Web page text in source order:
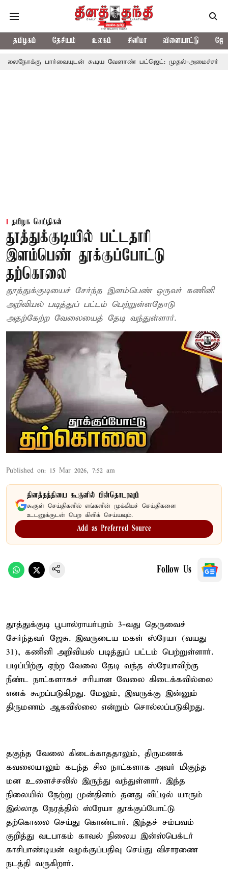
தமிழகம் தேசியம் உலகம் சினிமா விளையாட்டு
கூடிய வேளாண் பட்ஜெட்: முதல்-அமைச்சர் விஜய்
தமிழக செய்திகள்
தூத்துக்குடியில் பட்டதாரி
இளம்பெண் தூக்குப்போட்டு
தற்கொலை
தூத்துக்குடியைச் சேர்ந்த இளம்பெண் ஒருவர் கணினி
அறிவியல் படித்துப் பட்டம் பெற்றுள்ளதோடு
அதற்கேற்ற வேலையைத் தேடி வந்துள்ளார்.
Published on: 15 Mar 2026, 7:52 am
தினத்தந்தியை கூகுளில் பின்தொடரவும்
கூகுள் செய்திகளில் எங்களின் முக்கியச் செய்திகளை
உடனுக்குடன் பெற கிளிக் செய்யவும்.
Add as Preferred Source
Follow Us
தூத்துக்குடி பூபால்ராயர்புரம் 3-வது தெருவைச்
சேர்ந்தவர் ஜேசு. இவருடைய மகள் ஸ்ரேயா (வயது
31), கணினி அறிவியல் படித்துப் பட்டம் பெற்றுள்ளார்.
படிப்பிற்கு ஏற்ற வேலை தேடி வந்த ஸ்ரேயாவிற்கு
நீண்ட நாட்களாகச் சரியான வேலை கிடைக்கவில்லை
எனக் கூறப்படுகிறது. மேலும், இவருக்கு இன்னும்
திருமணம் ஆகவில்லை என்றும் சொல்லப்படுகிறது.
தகுந்த வேலை கிடைக்காததாலும், திருமணக்
கவலையாலும் கடந்த சில நாட்களாக அவர் மிகுந்த
மன உளைச்சலில் இருந்து வந்துள்ளார். இந்த
நிலையில் நேற்று முன்தினம் தனது வீட்டில் யாரும்
இல்லாத நேரத்தில் ஸ்ரேயா தூக்குப்போட்டு
தற்கொலை செய்து கொண்டார். இந்தச் சம்பவம்
குறித்து வடபாகம் காவல் நிலைய இன்ஸ்பெக்டர்
காசிபாண்டியன் வழக்குப்பதிவு செய்து விசாரணை
நடத்தி வருகிறார்.